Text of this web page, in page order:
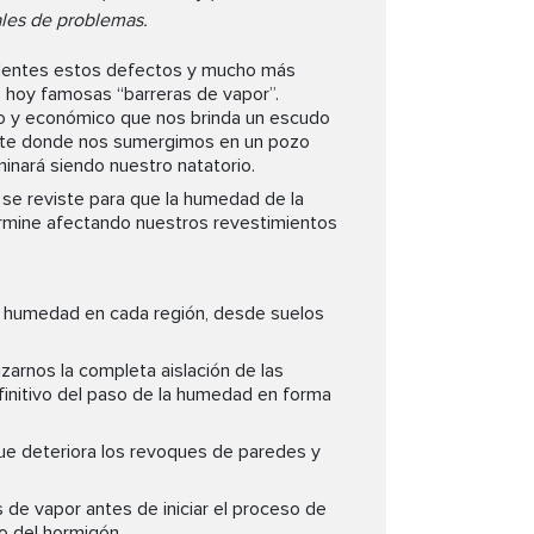
de problemas.
estos defectos y mucho más
famosas “barreras de vapor”.
económico que nos brinda un escudo
donde nos sumergimos en un pozo
siendo nuestro natatorio.
reviste para que la humedad de la
afectando nuestros revestimientos
en cada región, desde suelos
la completa aislación de las
del paso de la humedad en forma
deteriora los revoques de paredes y
de vapor antes de iniciar el proceso de